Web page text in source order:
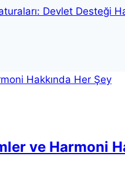
Devlet Desteği
ve Harmoni